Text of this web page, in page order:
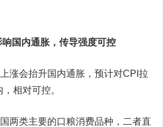
国内通胀，传导强度可控
会抬升国内通胀，预计对CPI拉
相对可控。
类主要的口粮消费品种，二者直